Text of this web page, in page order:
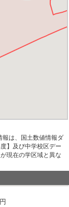
報は、国土数値情報ダ
】及び中学校区デー
現在の学区域と異な